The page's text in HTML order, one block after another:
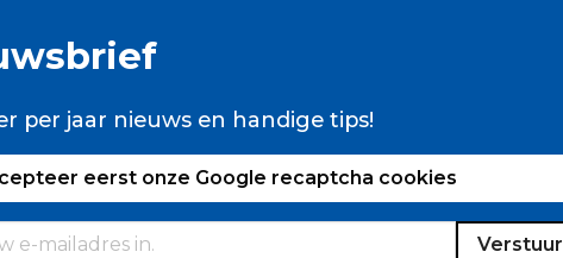
per jaar nieuws en handige tips!
eerst onze Google recaptcha cookies
Verstuur